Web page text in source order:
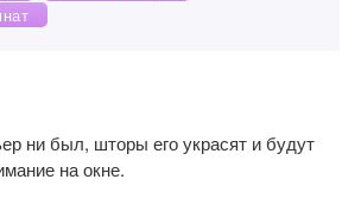
ни был, шторы его украсят и будут
на окне.